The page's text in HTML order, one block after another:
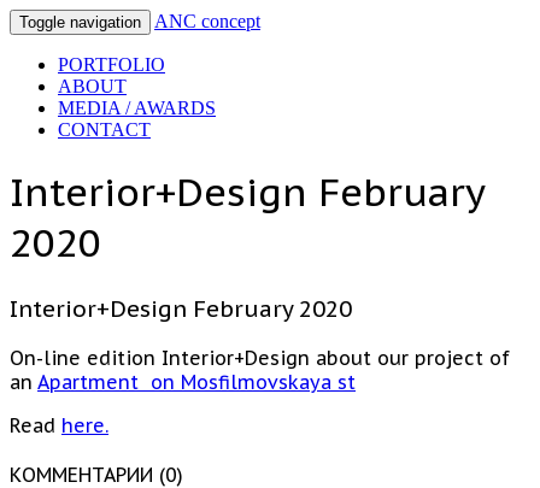
Toggle navigation ANC concept
PORTFOLIO
ABOUT
MEDIA / AWARDS
CONTACT
Interior+Design February
2020
Interior+Design February 2020
On-line edition Interior+Design about our project of
an Apartment on Mosfilmovskaya st
Read here.
КОММЕНТАРИИ (0)